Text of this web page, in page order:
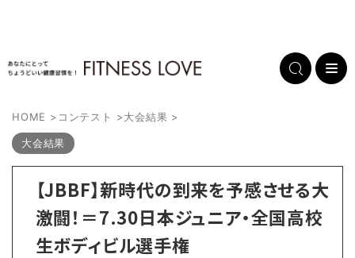
HOME > コンテスト >大会結果 >
大会結果
【JBBF】新時代の到来を予感させる大
激闘！＝7.30日本ジュニア・全国高校
生ボディビル選手権